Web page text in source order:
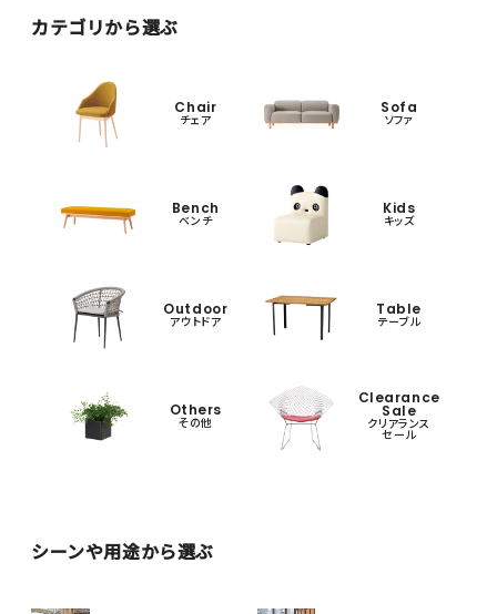
カテゴリから選ぶ
Chair
チェア
Sofa
ソファ
Bench
ベンチ
Kids
キッズ
Outdoor
アウトドア
Table
テーブル
Others
その他
Clearance
Sale
クリアランス
セール
シーンや用途から選ぶ